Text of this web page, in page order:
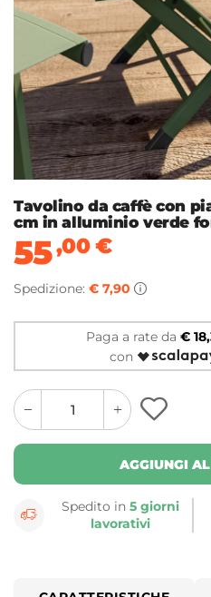
Tavolino da caffè con
cm in alluminio verde
55,00€
Spedizione: € 7,90
Paga a rate da €
con
quantity
button
quantity
minus
button
AGGIUNGI
Spedito in5 giorni
lavorativi